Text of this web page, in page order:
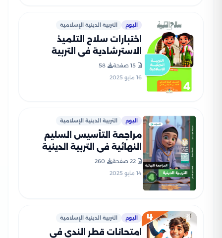
اليوم التربية الدينية الإسلامية
اختبارات سلاح التلميذ
الاسترشادية في التربية
الدينية لرابعة ابتدائي الترم
الثاني PDF بالاجابات
15 صفحة
58
16 مايو 2025
اليوم التربية الدينية الإسلامية
مراجعة التأسيس السليم
النهائية في التربية الدينية
الاسلامية لرابعة ابتدائي الترم
الثاني PDF بالاجابات
22 صفحة
260
14 مايو 2025
اليوم التربية الدينية الإسلامية
امتحانات قطر الندى في